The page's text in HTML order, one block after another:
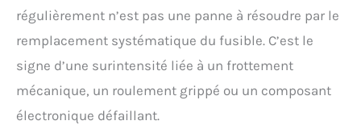
régulièrement n’est pas une panne à résoudre par le
remplacement systématique du fusible. C’est le
signe d’une surintensité liée à un frottement
mécanique, un roulement grippé ou un composant
électronique défaillant.